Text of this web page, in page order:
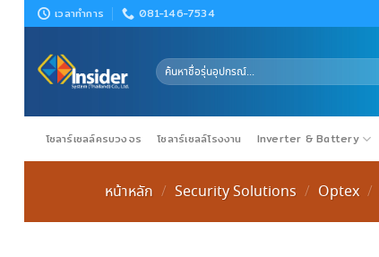
Skip
to
เวลาทำการ 081-146-7534
ค้นหา:
โซลาร์เซลล์ครบวงจร โซลาร์เซลล์โรงงาน Inverter & Battery
หน้าหลัก / Security Solutions / Optex /